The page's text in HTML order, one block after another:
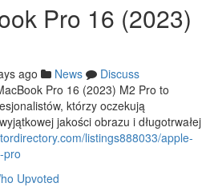
Pro 16 (2023)
ago News
Discuss
Pro 16 (2023) M2 Pro to
którzy oczekują
jakości obrazu i długotrwałej
listings888033/apple-
pro
Upvoted